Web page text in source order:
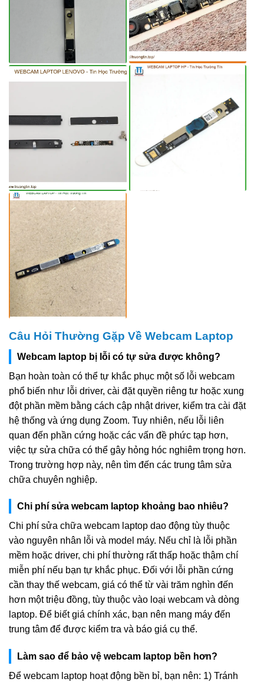
Câu Hỏi Thường Gặp Về Webcam Laptop
Webcam laptop bị lỗi có tự sửa được không?
Bạn hoàn toàn có thể tự khắc phục một số lỗi webcam
phổ biến như lỗi driver, cài đặt quyền riêng tư hoặc xung
đột phần mềm bằng cách cập nhật driver, kiểm tra cài đặt
hệ thống và ứng dụng Zoom. Tuy nhiên, nếu lỗi liên
quan đến phần cứng hoặc các vấn đề phức tạp hơn,
việc tự sửa chữa có thể gây hỏng hóc nghiêm trọng hơn.
Trong trường hợp này, nên tìm đến các trung tâm sửa
chữa chuyên nghiệp.
Chi phí sửa webcam laptop khoảng bao nhiêu?
Chi phí sửa chữa webcam laptop dao động tùy thuộc
vào nguyên nhân lỗi và model máy. Nếu chỉ là lỗi phần
mềm hoặc driver, chi phí thường rất thấp hoặc thậm chí
miễn phí nếu bạn tự khắc phục. Đối với lỗi phần cứng
cần thay thế webcam, giá có thể từ vài trăm nghìn đến
hơn một triệu đồng, tùy thuộc vào loại webcam và dòng
laptop. Để biết giá chính xác, bạn nên mang máy đến
trung tâm để được kiểm tra và báo giá cụ thể.
Làm sao để bảo vệ webcam laptop bền hơn?
Để webcam laptop hoạt động bền bỉ, bạn nên: 1) Tránh